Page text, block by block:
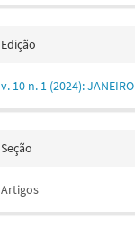
Edição
v. 10 n. 1 (2024):
Seção
Artigos